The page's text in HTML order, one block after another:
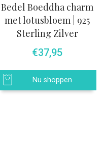
Bedel Boeddha charm
met lotusbloem | 925
Sterling Zilver
€37,95
Nu shoppen